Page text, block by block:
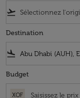
flight_takeoff
Destination
flight_land
Budget
XOF